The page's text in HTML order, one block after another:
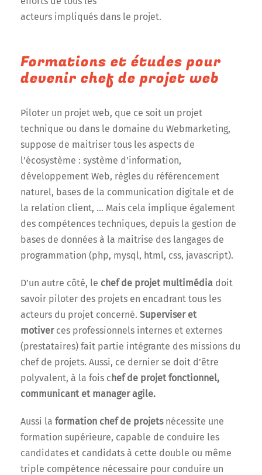
acteurs impliqués dans le projet.
Formations et études pour
devenir chef de projet web
Piloter un projet web, que ce soit un projet
technique ou dans le domaine du Webmarketing,
suppose de maitriser tous les aspects de
l’écosystème : système d’information,
développement Web, règles du référencement
naturel, bases de la communication digitale et de
la relation client, … Mais cela implique également
des compétences techniques, depuis la gestion de
bases de données à la maitrise des langages de
programmation (php, mysql, html, css, javascript).
D’un autre côté, le chef de projet multimédia doit
savoir piloter des projets en encadrant tous les
acteurs du projet concerné. Superviser et
motiverces professionnels internes et externes
(prestataires) fait partie intégrante des missions du
chef de projets. Aussi, ce dernier se doit d’être
polyvalent, à la fois c hef de projet fonctionnel,
communicant et manager agile.
Aussi la formation chef de projets nécessite une
formation supérieure, capable de conduire les
candidates et candidats à cette double ou même
triple compétence nécessaire pour conduire un